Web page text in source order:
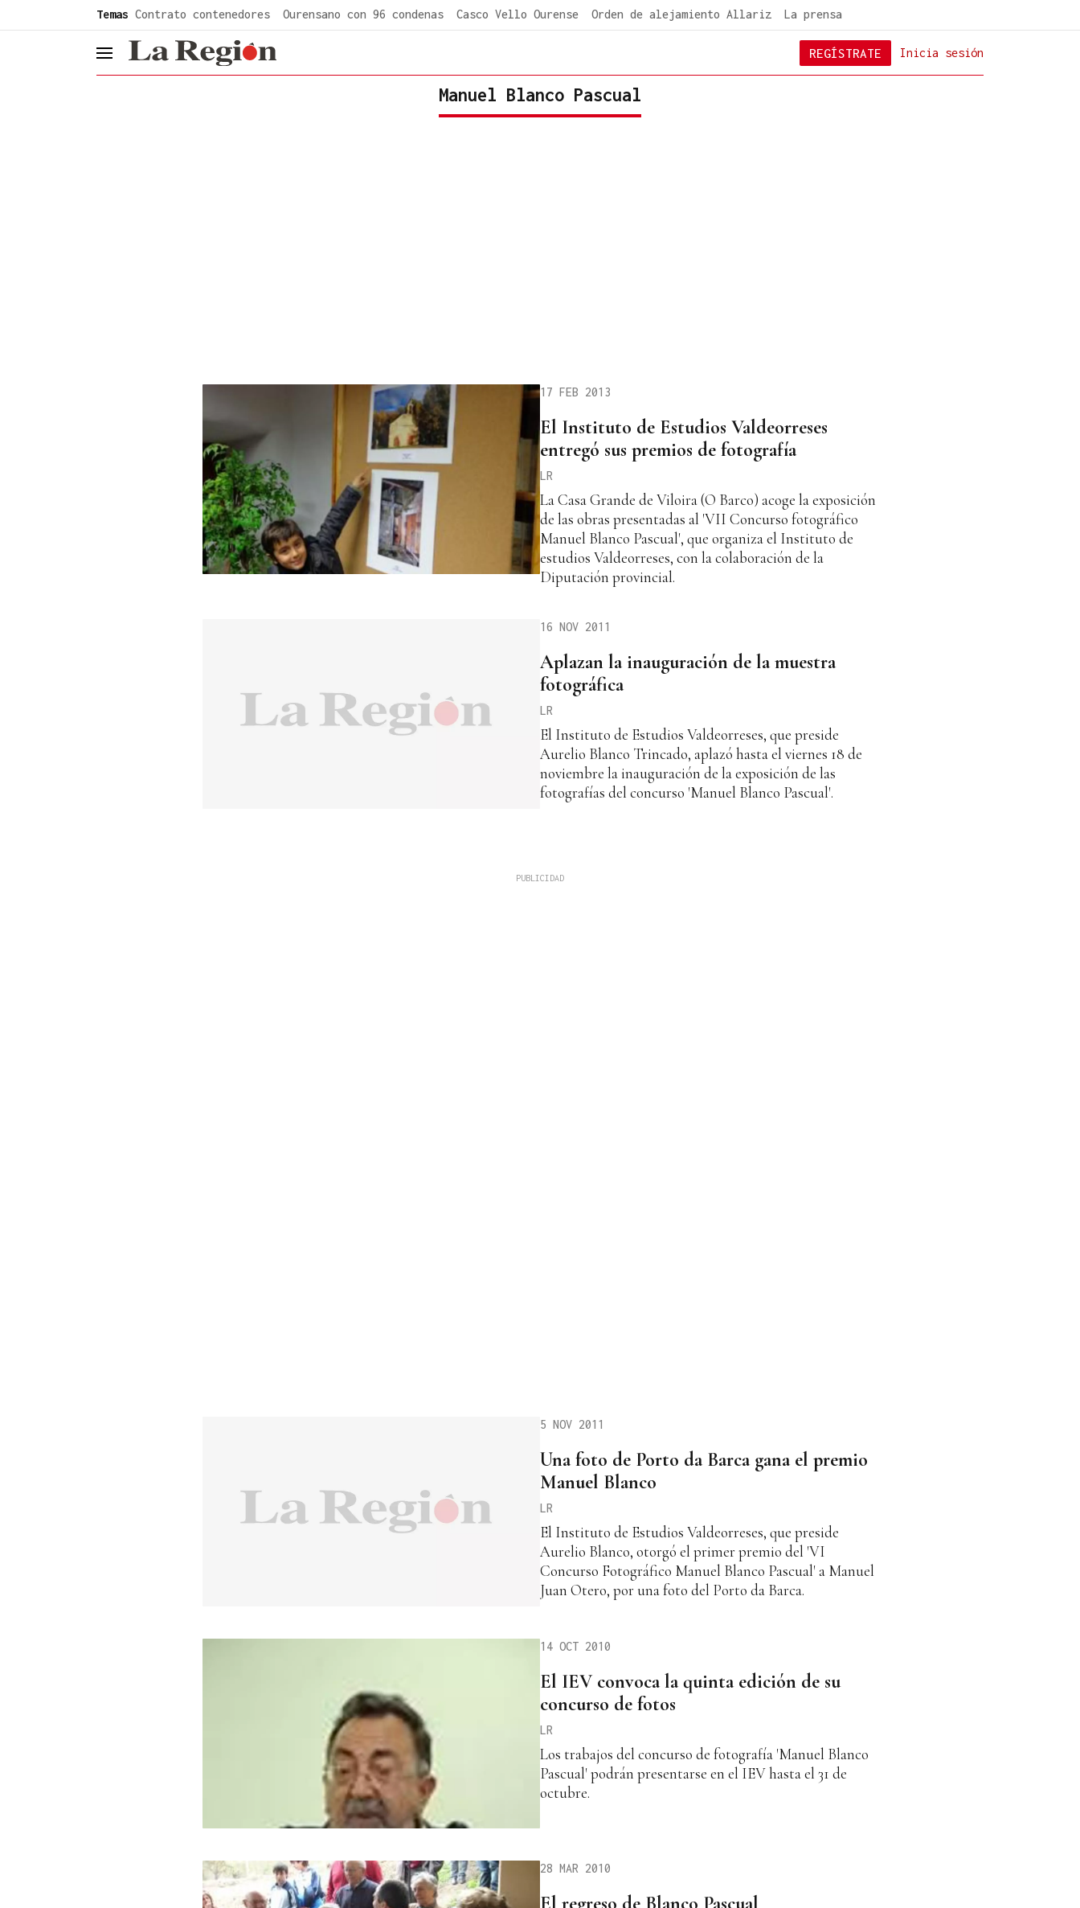
Temas Contrato contenedores Ourensano con 96 condenas Casco Vello Ourense Orden de alejamiento Allariz La prensa
header.menu.open Inicia sesión
REGÍSTRATE
Manuel Blanco Pascual
17 FEB 2013
El Instituto de Estudios Valdeorreses
entregó sus premios de fotografía
LR
La Casa Grande de Viloira (O Barco) acoge la exposición
de las obras presentadas al 'VII Concurso fotográfico
Manuel Blanco Pascual', que organiza el Instituto de
estudios Valdeorreses, con la colaboración de la
Diputación provincial.
16 NOV 2011
Aplazan la inauguración de la muestra
fotográfica
LR
El Instituto de Estudios Valdeorreses, que preside
Aurelio Blanco Trincado, aplazó hasta el viernes 18 de
noviembre la inauguración de la exposición de las
fotografías del concurso 'Manuel Blanco Pascual'.
5 NOV 2011
Una foto de Porto da Barca gana el premio
Manuel Blanco
LR
El Instituto de Estudios Valdeorreses, que preside
Aurelio Blanco, otorgó el primer premio del 'VI
Concurso Fotográfico Manuel Blanco Pascual' a Manuel
Juan Otero, por una foto del Porto da Barca.
14 OCT 2010
El IEV convoca la quinta edición de su
concurso de fotos
LR
Los trabajos del concurso de fotografía 'Manuel Blanco
Pascual' podrán presentarse en el IEV hasta el 31 de
octubre.
28 MAR 2010